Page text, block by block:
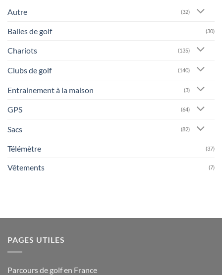
Autre (32)
Balles de golf (30)
Chariots (135)
Clubs de golf (140)
Entrainement à la maison (3)
GPS (64)
Sacs (82)
Télémètre (37)
Vêtements (7)
PAGES UTILES
Parcours de golf en France